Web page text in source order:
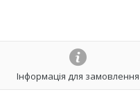
Інформація для замовлення